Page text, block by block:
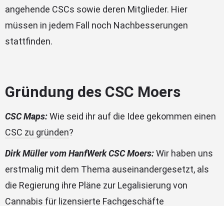
angehende CSCs sowie deren Mitglieder. Hier
müssen in jedem Fall noch Nachbesserungen
stattfinden.
Gründung des CSC Moers
CSC Maps:Wie seid ihr auf die Idee gekommen einen
CSC zu gründen?
Dirk Müller vom HanfWerk CSC Moers:Wir haben uns
erstmalig mit dem Thema auseinandergesetzt, als
die Regierung ihre Pläne zur Legalisierung von
Cannabis für lizensierte Fachgeschäfte